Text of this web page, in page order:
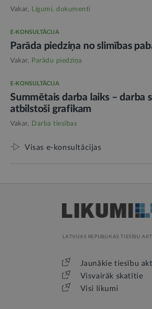
Vakar, Līgumi, dokumenti
E-KONSULTĀCIJA
Parāda piedziņa no slimības
Vakar, Parādu piedziņa
E-KONSULTĀCIJA
Summētais darba laiks – darba
atbilstoši grafikam
Vakar, Darba tiesības
Visas e-konsultācijas
LATVIJAS REPUBLIKAS TIESĪBU AKTI
Jaunākie tiesību
Visvairāk skatītie
Visi likumi